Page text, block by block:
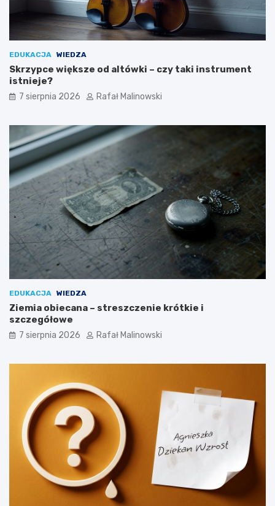
EDUKACJA WIEDZA
Skrzypce większe od altówki – czy taki instrument
istnieje?
7 sierpnia 2026 Rafał Malinowski
EDUKACJA WIEDZA
Ziemia obiecana – streszczenie krótkie i
szczegółowe
7 sierpnia 2026 Rafał Malinowski